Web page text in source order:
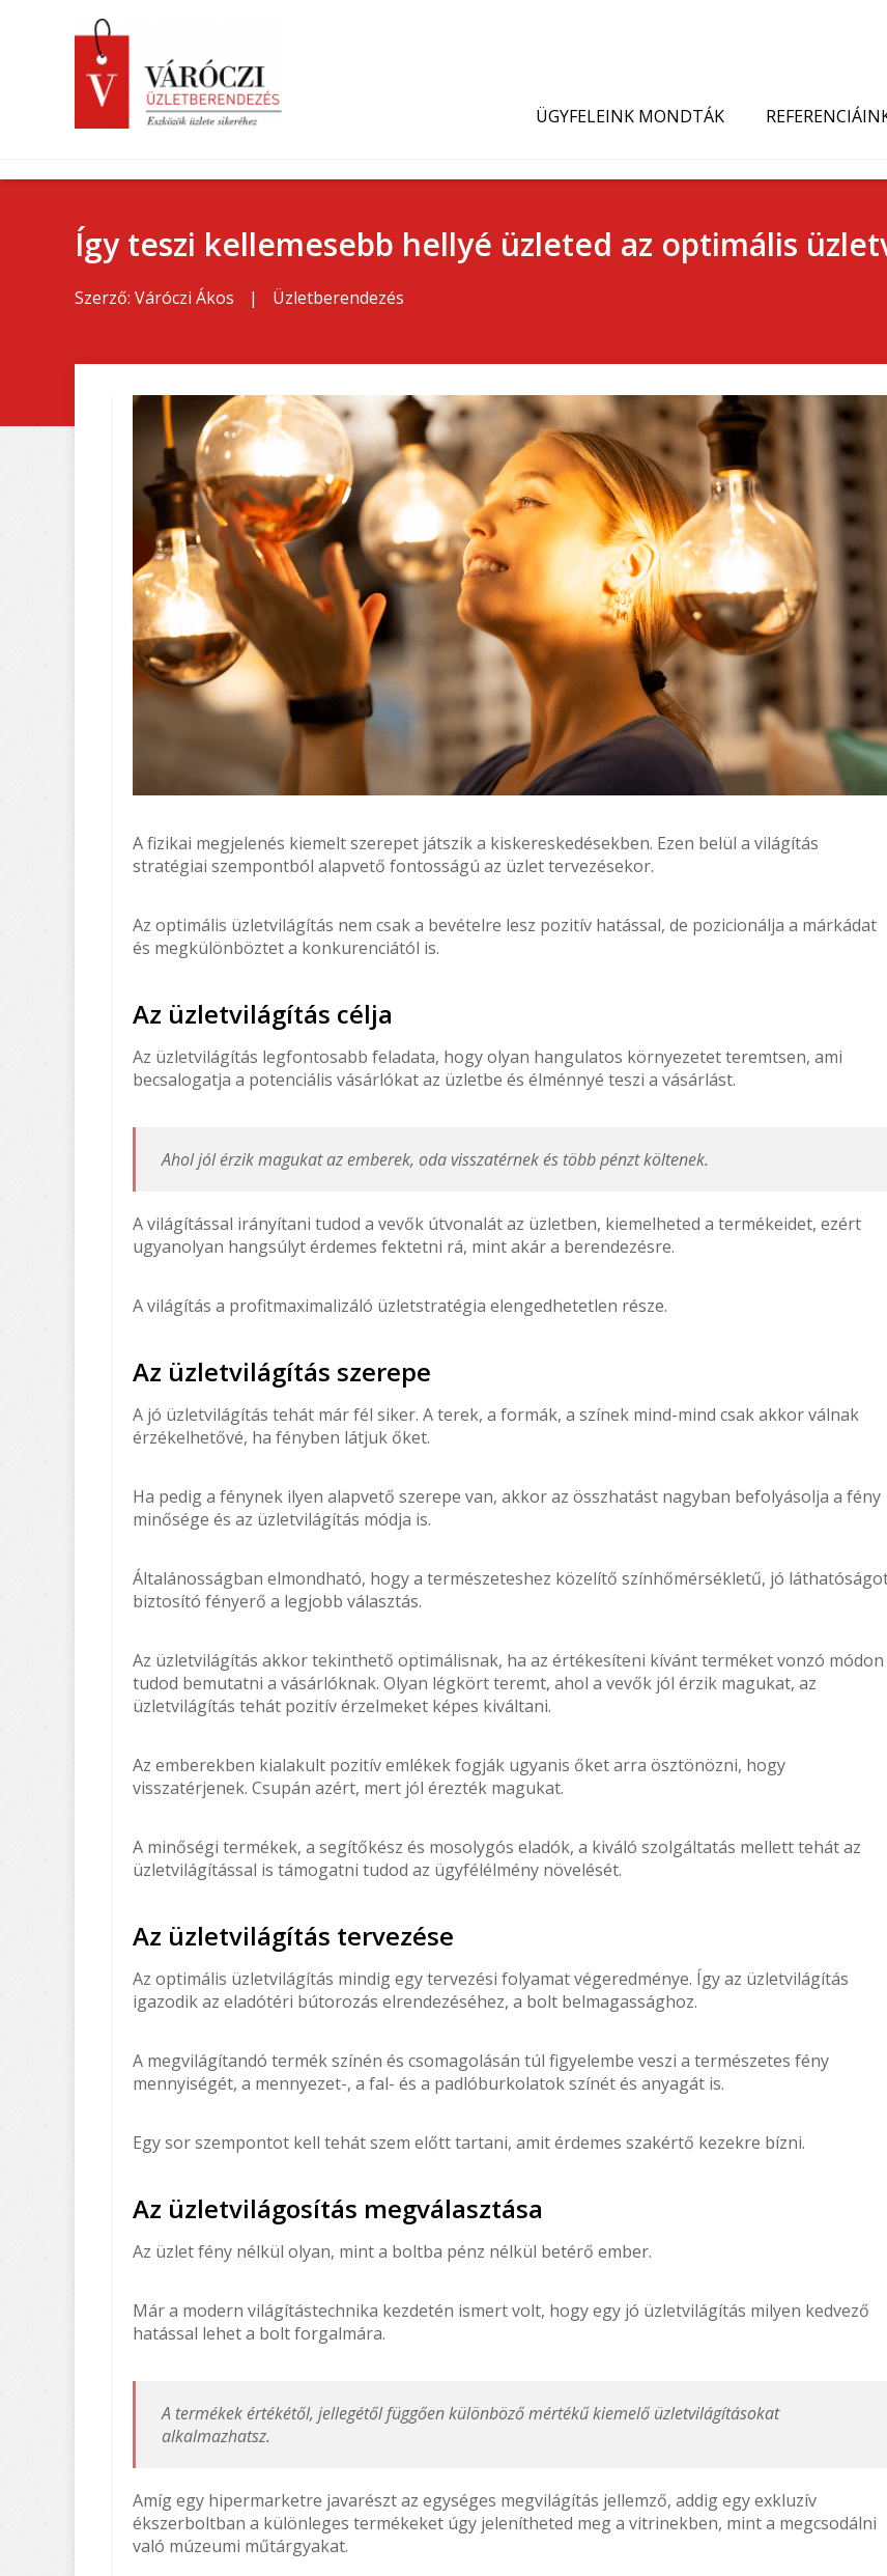
ÜGYFELEINK MONDTÁK
Így teszi kellemesebb hellyé üzleted az optimális
Szerző: Váróczi Ákos | Üzletberendezés
A fizikai megjelenés kiemelt szerepet játszik a kiskereskedésekben. Ezen belül a világítás
stratégiai szempontból alapvető fontosságú az üzlet tervezésekor.
Az optimális üzletvilágítás nem csak a bevételre lesz pozitív hatással, de pozicionálja a márkádat
és megkülönböztet a konkurenciától is.
Az üzletvilágítás célja
Az üzletvilágítás legfontosabb feladata, hogy olyan hangulatos környezetet teremtsen, ami
becsalogatja a potenciális vásárlókat az üzletbe és élménnyé teszi a vásárlást.
Ahol jól érzik magukat az emberek, oda visszatérnek és több pénzt költenek.
A világítással irányítani tudod a vevők útvonalát az üzletben, kiemelheted a termékeidet, ezért
ugyanolyan hangsúlyt érdemes fektetni rá, mint akár a berendezésre.
A világítás a profitmaximalizáló üzletstratégia elengedhetetlen része.
Az üzletvilágítás szerepe
A jó üzletvilágítás tehát már fél siker. A terek, a formák, a színek mind-mind csak akkor válnak
érzékelhetővé, ha fényben látjuk őket.
Ha pedig a fénynek ilyen alapvető szerepe van, akkor az összhatást nagyban befolyásolja a fény
minősége és az üzletvilágítás módja is.
Általánosságban elmondható, hogy a természeteshez közelítő színhőmérsékletű, jó
biztosító fényerő a legjobb választás.
Az üzletvilágítás akkor tekinthető optimálisnak, ha az értékesíteni kívánt terméket vonzó módon
tudod bemutatni a vásárlóknak. Olyan légkört teremt, ahol a vevők jól érzik magukat, az
üzletvilágítás tehát pozitív érzelmeket képes kiváltani.
Az emberekben kialakult pozitív emlékek fogják ugyanis őket arra ösztönözni, hogy
visszatérjenek. Csupán azért, mert jól érezték magukat.
A minőségi termékek, a segítőkész és mosolygós eladók, a kiváló szolgáltatás mellett tehát az
üzletvilágítással is támogatni tudod az ügyfélélmény növelését.
Az üzletvilágítás tervezése
Az optimális üzletvilágítás mindig egy tervezési folyamat végeredménye. Így az üzletvilágítás
igazodik az eladótéri bútorozás elrendezéséhez, a bolt belmagassághoz.
A megvilágítandó termék színén és csomagolásán túl figyelembe veszi a természetes fény
mennyiségét, a mennyezet-, a fal- és a padlóburkolatok színét és anyagát is.
Egy sor szempontot kell tehát szem előtt tartani, amit érdemes szakértő kezekre bízni.
Az üzletvilágosítás megválasztása
Az üzlet fény nélkül olyan, mint a boltba pénz nélkül betérő ember.
Már a modern világítástechnika kezdetén ismert volt, hogy egy jó üzletvilágítás milyen kedvező
hatással lehet a bolt forgalmára.
A termékek értékétől, jellegétől függően különböző mértékű kiemelő üzletvilágításokat
alkalmazhatsz.
Amíg egy hipermarketre javarészt az egységes megvilágítás jellemző, addig egy exkluzív
ékszerboltban a különleges termékeket úgy jelenítheted meg a vitrinekben, mint a megcsodálni
való múzeumi műtárgyakat.